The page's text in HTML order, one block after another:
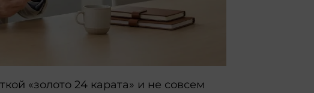
«золото 24 карата» и не совсем